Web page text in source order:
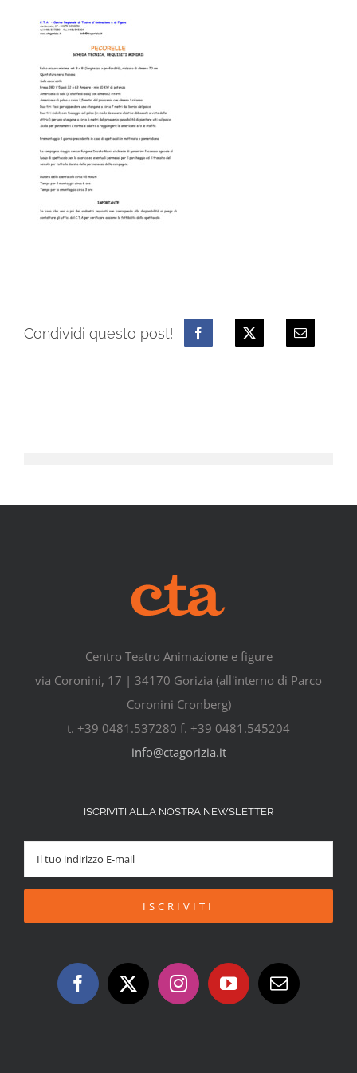
Condividi questo post!
Centro Teatro Animazione e figure
via Coronini, 17 | 34170 Gorizia (all'interno di Parco
Coronini Cronberg)
t. +39 0481.537280 f. +39 0481.545204
info@ctagorizia.it
ISCRIVITI ALLA NOSTRA NEWSLETTER